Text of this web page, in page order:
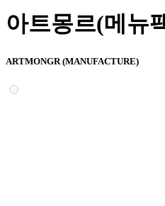
아트몽르(메뉴
ARTMONGR (MANUFACTURE)